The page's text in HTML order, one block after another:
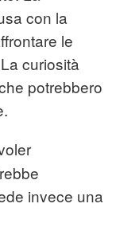
con la
le
curiosità
potrebbero
invece una